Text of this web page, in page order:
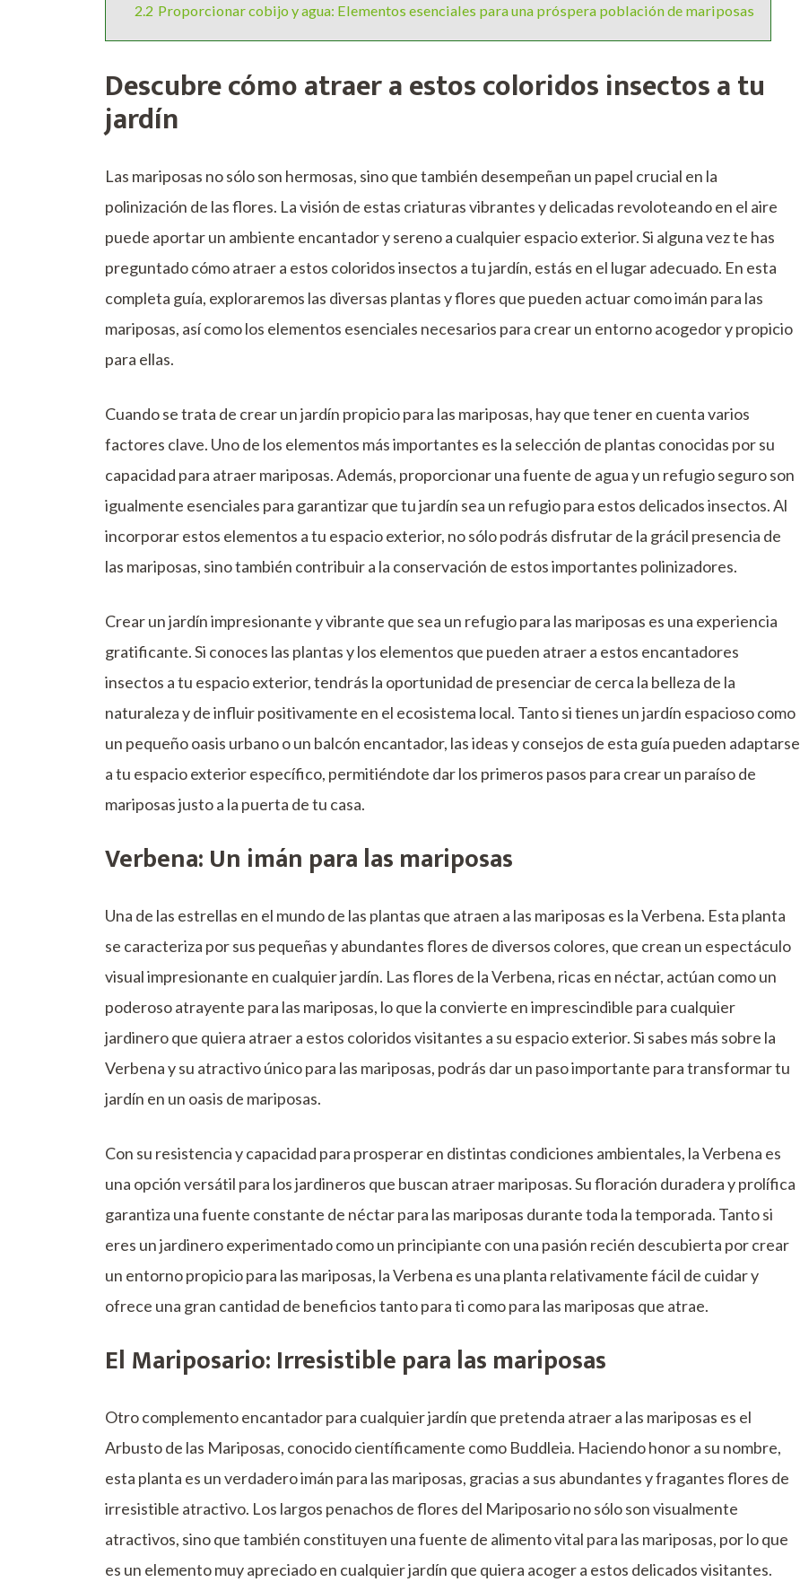
2.2 Proporcionar cobijo y agua: Elementos esenciales para una próspera población de mariposas
Descubre cómo atraer a estos coloridos insectos a tu
jardín
Las mariposas no sólo son hermosas, sino que también desempeñan un papel crucial en la
polinización de las flores. La visión de estas criaturas vibrantes y delicadas revoloteando en el aire
puede aportar un ambiente encantador y sereno a cualquier espacio exterior. Si alguna vez te has
preguntado cómo atraer a estos coloridos insectos a tu jardín, estás en el lugar adecuado. En esta
completa guía, exploraremos las diversas plantas y flores que pueden actuar como imán para las
mariposas, así como los elementos esenciales necesarios para crear un entorno acogedor y propicio
para ellas.
Cuando se trata de crear un jardín propicio para las mariposas, hay que tener en cuenta varios
factores clave. Uno de los elementos más importantes es la selección de plantas conocidas por su
capacidad para atraer mariposas. Además, proporcionar una fuente de agua y un refugio seguro son
igualmente esenciales para garantizar que tu jardín sea un refugio para estos delicados insectos. Al
incorporar estos elementos a tu espacio exterior, no sólo podrás disfrutar de la grácil presencia de
las mariposas, sino también contribuir a la conservación de estos importantes polinizadores.
Crear un jardín impresionante y vibrante que sea un refugio para las mariposas es una experiencia
gratificante. Si conoces las plantas y los elementos que pueden atraer a estos encantadores
insectos a tu espacio exterior, tendrás la oportunidad de presenciar de cerca la belleza de la
naturaleza y de influir positivamente en el ecosistema local. Tanto si tienes un jardín espacioso como
un pequeño oasis urbano o un balcón encantador, las ideas y consejos de esta guía pueden adaptarse
a tu espacio exterior específico, permitiéndote dar los primeros pasos para crear un paraíso de
mariposas justo a la puerta de tu casa.
Verbena: Un imán para las mariposas
Una de las estrellas en el mundo de las plantas que atraen a las mariposas es la Verbena. Esta planta
se caracteriza por sus pequeñas y abundantes flores de diversos colores, que crean un espectáculo
visual impresionante en cualquier jardín. Las flores de la Verbena, ricas en néctar, actúan como un
poderoso atrayente para las mariposas, lo que la convierte en imprescindible para cualquier
jardinero que quiera atraer a estos coloridos visitantes a su espacio exterior. Si sabes más sobre la
Verbena y su atractivo único para las mariposas, podrás dar un paso importante para transformar tu
jardín en un oasis de mariposas.
Con su resistencia y capacidad para prosperar en distintas condiciones ambientales, la Verbena es
una opción versátil para los jardineros que buscan atraer mariposas. Su floración duradera y prolífica
garantiza una fuente constante de néctar para las mariposas durante toda la temporada. Tanto si
eres un jardinero experimentado como un principiante con una pasión recién descubierta por crear
un entorno propicio para las mariposas, la Verbena es una planta relativamente fácil de cuidar y
ofrece una gran cantidad de beneficios tanto para ti como para las mariposas que atrae.
El Mariposario: Irresistible para las mariposas
Otro complemento encantador para cualquier jardín que pretenda atraer a las mariposas es el
Arbusto de las Mariposas, conocido científicamente como Buddleia. Haciendo honor a su nombre,
esta planta es un verdadero imán para las mariposas, gracias a sus abundantes y fragantes flores de
irresistible atractivo. Los largos penachos de flores del Mariposario no sólo son visualmente
atractivos, sino que también constituyen una fuente de alimento vital para las mariposas, por lo que
es un elemento muy apreciado en cualquier jardín que quiera acoger a estos delicados visitantes.